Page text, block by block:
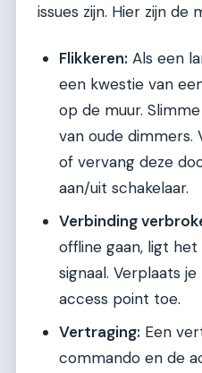
issues zijn. Hier zijn de
Flikkeren: Als een
een kwestie van
op de muur.
van oude dimmers.
of vervang deze
aan/uit schakelaar.
Verbinding
offline gaan, ligt
signaal. Verplaats
access point toe.
Vertraging: Een
commando en de